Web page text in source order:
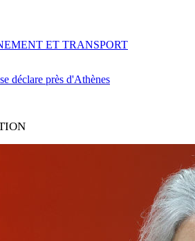
déclare près d'Athènes
ET TRANSPORT